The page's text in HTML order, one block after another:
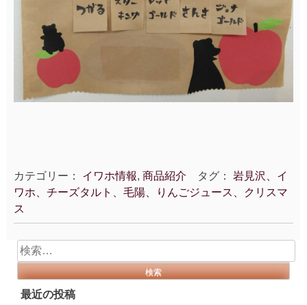
カテゴリー： イワホ情報, 商品紹介 タグ： 岩見沢、イ
ワホ、チーズタルト、毛陽、りんごジュース、クリスマ
ス
検
索:
最近の投稿